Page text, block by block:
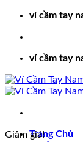
ví cầm tay
ví cầm tay
Trang Chủ
Giảm giá!